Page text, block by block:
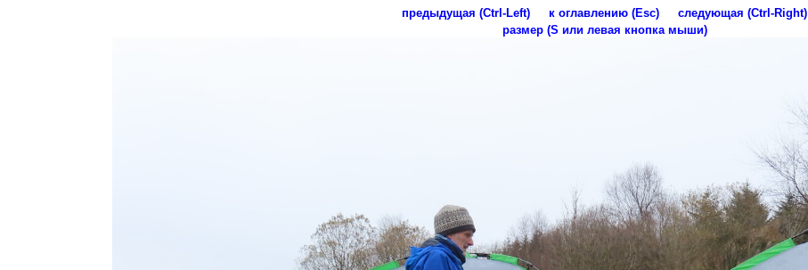
предыдущая (Ctrl-Left) к оглавлению (Esc)
следующая (Ctrl-Right)
размер (S или левая кнопка мыши)